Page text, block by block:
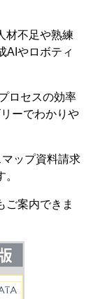
材不足や熟練
AIやロボティ
ロセスの効率
ーでわかりや
ップ資料請求
ご案内できま